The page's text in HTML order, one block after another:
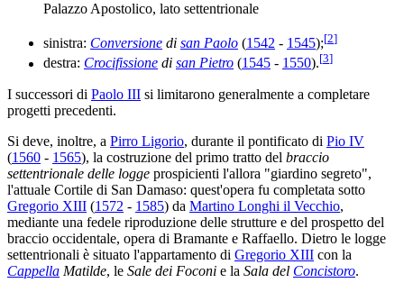
Palazzo Apostolico, lato settentrionale
sinistra: Conversione di san Paolo (1542 - 1545);[2]
destra: Crocifissione di san Pietro (1545 - 1550).[3]
I successori di Paolo III si limitarono generalmente a completare
progetti precedenti.
Si deve, inoltre, a Pirro Ligorio, durante il pontificato di Pio IV
(1560 - 1565), la costruzione del primo tratto del braccio
settentrionale delle logge prospicienti l'allora "giardino segreto",
l'attuale Cortile di San Damaso: quest'opera fu completata sotto
Gregorio XIII (1572 - 1585) da Martino Longhi il Vecchio,
mediante una fedele riproduzione delle strutture e del prospetto del
braccio occidentale, opera di Bramante e Raffaello. Dietro le logge
settentrionali è situato l'appartamento di Gregorio XIII con la
Cappella Matilde, le Sale dei Foconi e la Sala del Concistoro.